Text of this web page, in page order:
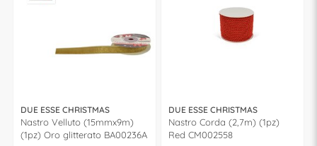
DUE ESSE CHRISTMAS
Nastro Velluto (15mmx9m)
(1pz) Oro glitterato BA00236A
DUE ESSE CHRISTMAS
Nastro Corda (2,7m) (1pz)
Red CM002558